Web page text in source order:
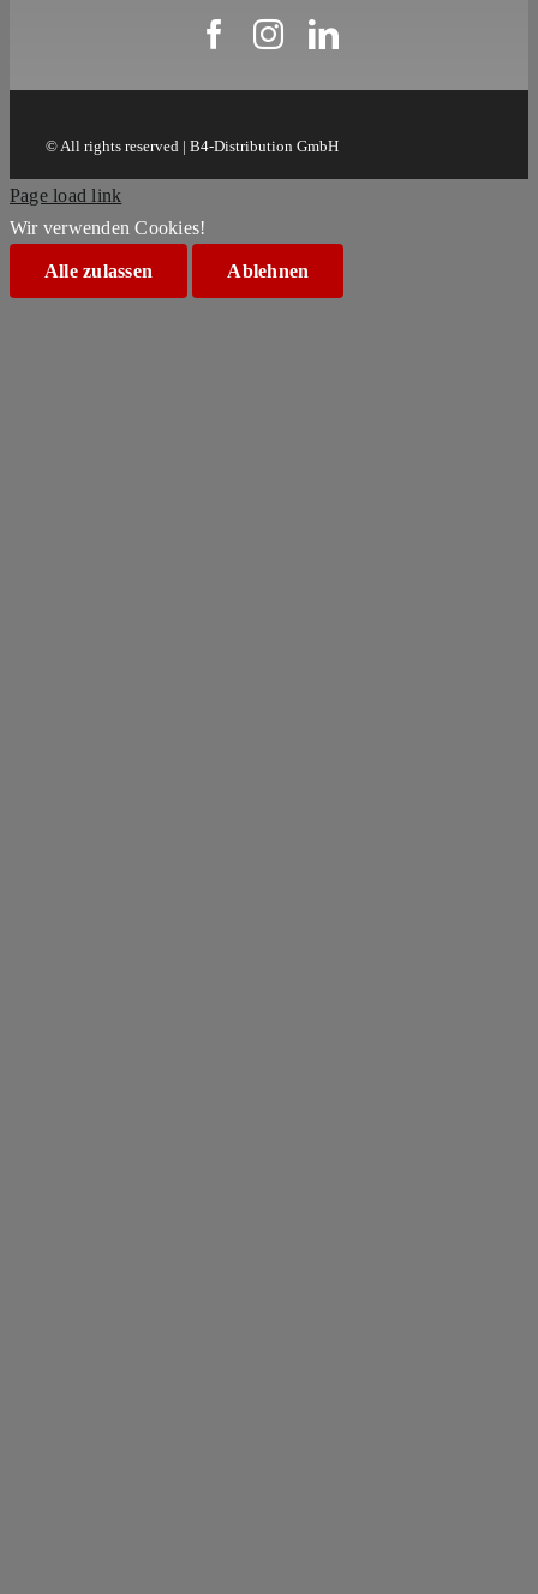
© All rights reserved | B4-Distribution GmbH
Page load link
Wir verwenden Cookies!
Alle zulassen Ablehnen